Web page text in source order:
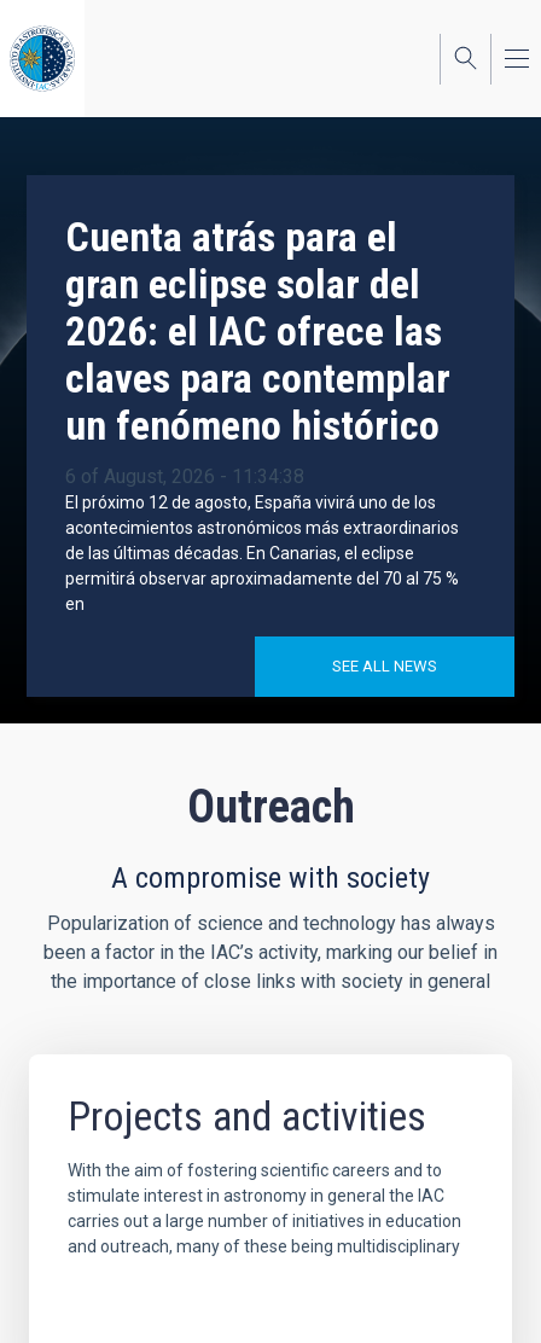
to
main
content
Cuenta atrás para el
gran eclipse solar del
2026: el IAC ofrece las
claves para contemplar
un fenómeno histórico
6 of August, 2026 - 11:34:38
El próximo 12 de agosto, España vivirá uno de los
acontecimientos astronómicos más extraordinarios
de las últimas décadas. En Canarias, el eclipse
permitirá observar aproximadamente del 70 al 75 %
en
SEE ALL NEWS
Outreach
A compromise with society
Popularization of science and technology has always
been a factor in the IAC’s activity, marking our belief in
the importance of close links with society in general
Projects and activities
With the aim of fostering scientific careers and to
stimulate interest in astronomy in general the IAC
carries out a large number of initiatives in education
and outreach, many of these being multidisciplinary